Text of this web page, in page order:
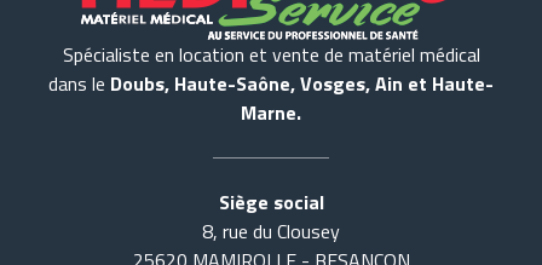
Spécialiste en location et vente de matériel médical
dans le Doubs, Haute-Saône, Vosges, Ain et Haute-
Marne.
Siège social
8, rue du Clousey